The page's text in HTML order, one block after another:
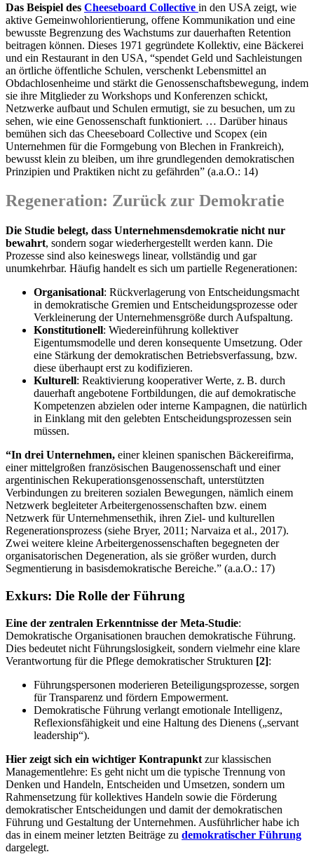
Das Beispiel des Cheeseboard Collective in den USA zeigt, wie
aktive Gemeinwohlorientierung, offene Kommunikation und eine
bewusste Begrenzung des Wachstums zur dauerhaften Retention
beitragen können. Dieses 1971 gegründete Kollektiv, eine Bäckerei
und ein Restaurant in den USA, “spendet Geld und Sachleistungen
an örtliche öffentliche Schulen, verschenkt Lebensmittel an
Obdachlosenheime und stärkt die Genossenschaftsbewegung, indem
sie ihre Mitglieder zu Workshops und Konferenzen schickt,
Netzwerke aufbaut und Schulen ermutigt, sie zu besuchen, um zu
sehen, wie eine Genossenschaft funktioniert. … Darüber hinaus
bemühen sich das Cheeseboard Collective und Scopex (ein
Unternehmen für die Formgebung von Blechen in Frankreich),
bewusst klein zu bleiben, um ihre grundlegenden demokratischen
Prinzipien und Praktiken nicht zu gefährden” (a.a.O.: 14)
Regeneration: Zurück zur Demokratie
Die Studie belegt, dass Unternehmensdemokratie nicht nur
bewahrt, sondern sogar wiederhergestellt werden kann. Die
Prozesse sind also keineswegs linear, vollständig und gar
unumkehrbar. Häufig handelt es sich um partielle Regenerationen:
Organisational: Rückverlagerung von Entscheidungsmacht
in demokratische Gremien und Entscheidungsprozesse oder
Verkleinerung der Unternehmensgröße durch Aufspaltung.
Konstitutionell: Wiedereinführung kollektiver
Eigentumsmodelle und deren konsequente Umsetzung. Oder
eine Stärkung der demokratischen Betriebsverfassung, bzw.
diese überhaupt erst zu kodifizieren.
Kulturell: Reaktivierung kooperativer Werte, z. B. durch
dauerhaft angebotene Fortbildungen, die auf demokratische
Kompetenzen abzielen oder interne Kampagnen, die natürlich
in Einklang mit den gelebten Entscheidungsprozessen sein
müssen.
“In drei Unternehmen, einer kleinen spanischen Bäckereifirma,
einer mittelgroßen französischen Baugenossenschaft und einer
argentinischen Rekuperationsgenossenschaft, unterstützten
Verbindungen zu breiteren sozialen Bewegungen, nämlich einem
Netzwerk begleiteter Arbeitergenossenschaften bzw. einem
Netzwerk für Unternehmensethik, ihren Ziel- und kulturellen
Regenerationsprozess (siehe Bryer, 2011; Narvaiza et al., 2017).
Zwei weitere kleine Arbeitergenossenschaften begegneten der
organisatorischen Degeneration, als sie größer wurden, durch
Segmentierung in basisdemokratische Bereiche.” (a.a.O.: 17)
Exkurs: Die Rolle der Führung
Eine der zentralen Erkenntnisse der Meta-Studie:
Demokratische Organisationen brauchen demokratische Führung.
Dies bedeutet nicht Führungslosigkeit, sondern vielmehr eine klare
Verantwortung für die Pflege demokratischer Strukturen [2]:
Führungspersonen moderieren Beteiligungsprozesse, sorgen
für Transparenz und fördern Empowerment.
Demokratische Führung verlangt emotionale Intelligenz,
Reflexionsfähigkeit und eine Haltung des Dienens („servant
leadership“).
Hier zeigt sich ein wichtiger Kontrapunkt zur klassischen
Managementlehre: Es geht nicht um die typische Trennung von
Denken und Handeln, Entscheiden und Umsetzen, sondern um
Rahmensetzung für kollektives Handeln sowie die Förderung
demokratischer Entscheidungen und damit der demokratischen
Führung und Gestaltung der Unternehmen. Ausführlicher habe ich
das in einem meiner letzten Beiträge zu demokratischer Führung
dargelegt.